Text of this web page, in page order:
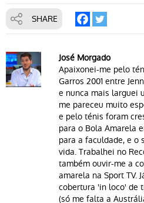
SHARE
José Morgado
Apaixonei-me pelo
Garros 2001 entre
e nunca mais larguei
me pareceu muito
e pelo ténis foram
para o Bola Amarela
para a faculdade, e o
vida. Trabalhei no
também ouvir-me a
amarela na Sport TV.
cobertura 'in loco' de
(só me falta a